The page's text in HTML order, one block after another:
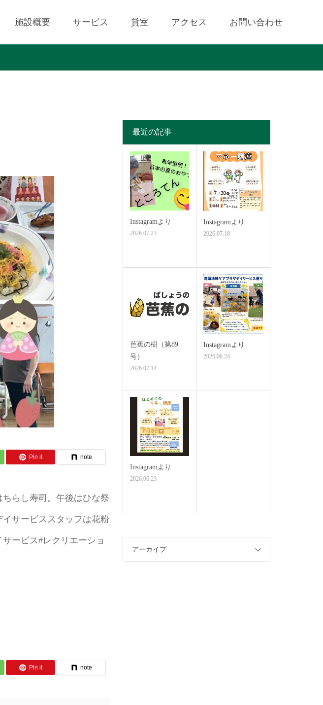
施設概要 サービス 貸室 アクセス お問い合わせ
Pin it note
らし寿司。午後はひな祭
サービススタッフは花粉
ービス#レクリエーショ
Pin it note
最近の記事
Instagramより
2026.07.23
Instagramより
2026.07.18
芭蕉の樹（第89
号）
2026.07.14
Instagramより
2026.06.24
Instagramより
2026.06.23
アーカイブ